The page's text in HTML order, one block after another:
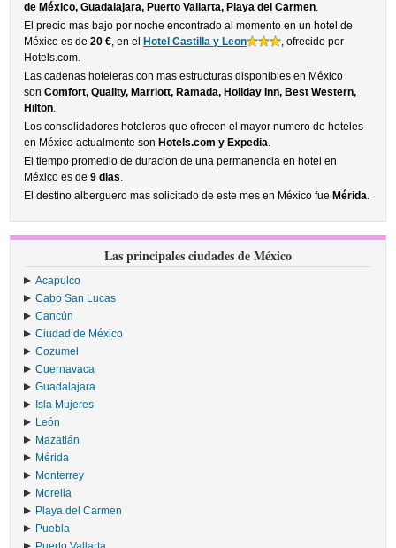
de México, Guadalajara, Puerto Vallarta, Playa del Carmen.
El precio mas bajo por noche encontrado al momento en un hotel de
México es de20 €, en el Hotel Castilla y Leon
, ofrecido por
Hotels.com.
Las cadenas hoteleras con mas estructuras disponibles en México
sonComfort, Quality, Marriott, Ramada, Holiday Inn, Best Western,
Hilton.
Los consolidadores hoteleros que ofrecen el mayor numero de hoteles
en México actualmente son Hotels.com y Expedia.
El tiempo promedio de duracion de una permanencia en hotel en
México es de9 dias.
El destino alberguero mas solicitado de este mes en México fue Mérida.
Las principales ciudades de México
Acapulco
Cabo San Lucas
Cancún
Ciudad de México
Cozumel
Cuernavaca
Guadalajara
Isla Mujeres
León
Mazatlán
Mérida
Monterrey
Morelia
Playa del Carmen
Puebla